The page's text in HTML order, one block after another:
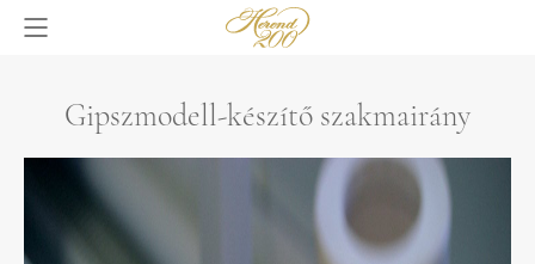
Gipszmodell-készítő szakmairány